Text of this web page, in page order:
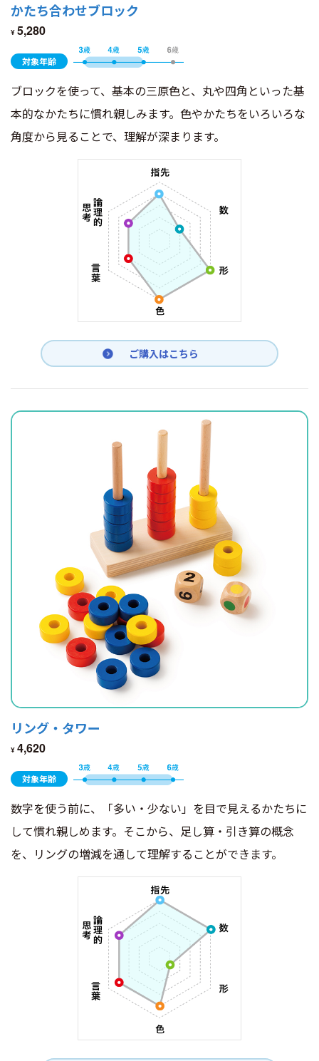
かたち合わせブロック
¥ 5,280
対象年齢
ブロックを使って、基本の三原色と、丸や四角といった基
本的なかたちに慣れ親しみます。色やかたちをいろいろな
角度から見ることで、理解が深まります。
ご購入はこちら
リング・タワー
¥ 4,620
対象年齢
数字を使う前に、「多い・少ない」を目で見えるかたちに
して慣れ親しめます。そこから、足し算・引き算の概念
を、リングの増減を通して理解することができます。